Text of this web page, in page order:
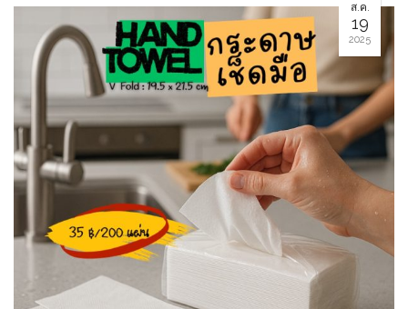
ส.ค.
19
2025